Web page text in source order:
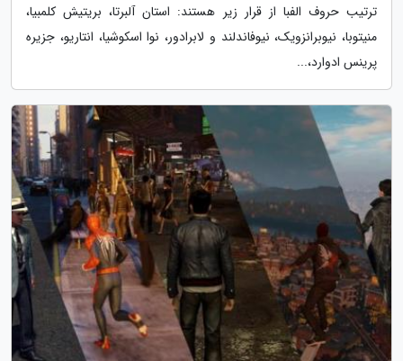
ترتیب حروف الفبا از قرار زیر هستند: استان آلبرتا، بریتیش کلمبیا،
منیتوبا، نیوبرانزویک، نیوفاندلند و لابرادور، نوا اسکوشیا، انتاریو، جزیره
پرینس ادوارد،...